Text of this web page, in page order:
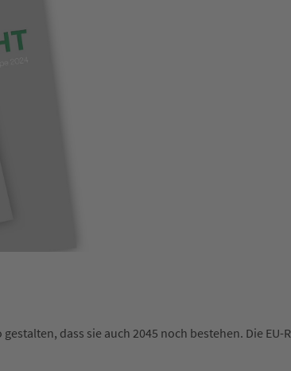
dass sie auch 2045 noch bestehen. Die